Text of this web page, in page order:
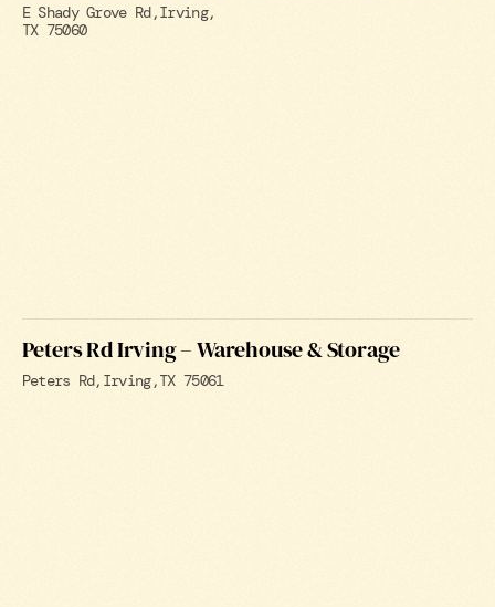
E Shady Grove Rd Irving
TX 75060
Peters Rd Irving – Warehouse & Storage
Peters Rd Irving TX 75061